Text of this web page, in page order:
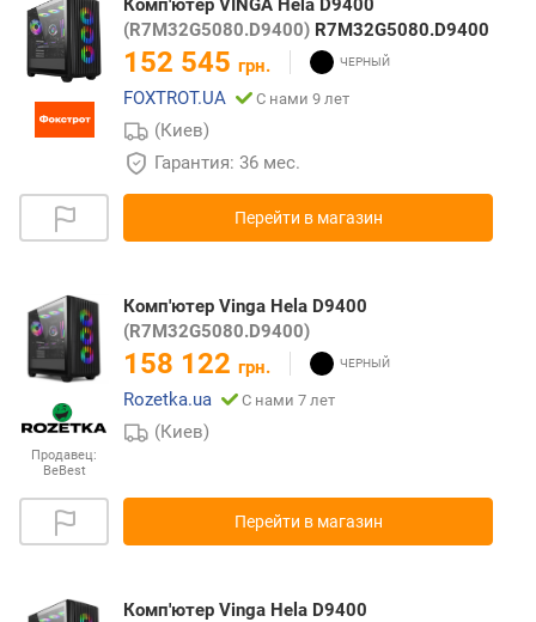
Комп'ютер VINGA Hela D9400
(R7M32G5080.D9400) R7M32G5080.D9400
152 545 грн.
FOXTROT.UA
С нами 9 лет
(Киев)
Гарантия: 36 мес.
Перейти в магазин
Продавец:
BeBest
Комп'ютер Vinga Hela D9400
(R7M32G5080.D9400)
158 122 грн.
Rozetka.ua
С нами 7 лет
(Киев)
Перейти в магазин
Комп'ютер Vinga Hela D9400